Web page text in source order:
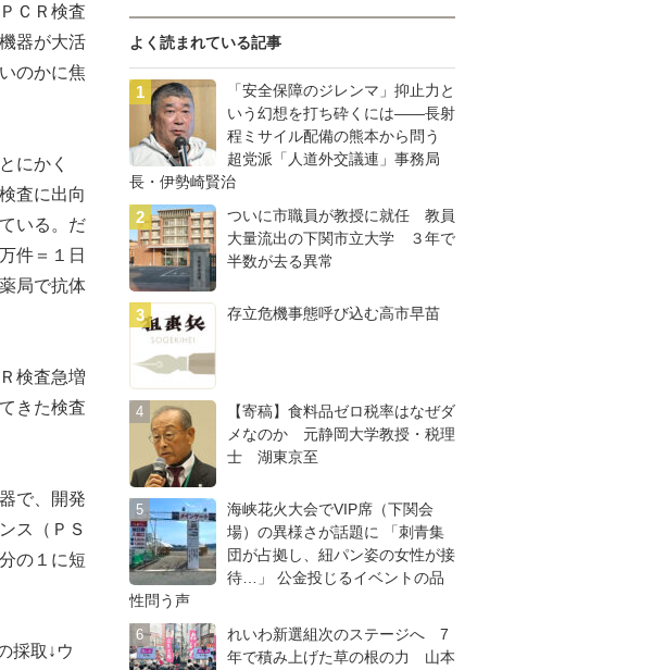
ＣＲ検査
器が大活
のかに焦
にかく
査に出向
いる。だ
件＝１日
局で抗体
検査急増
きた検査
で、開発
ス（ＰＳ
の１に短
採取↓ウ
よく読まれている記事
「安全保障のジレンマ」抑止力と
いう幻想を打ち砕くには――長射
程ミサイル配備の熊本から問う
超党派「人道外交議連」事務局
長・伊勢崎賢治
ついに市職員が教授に就任 教員
大量流出の下関市立大学 ３年で
半数が去る異常
存立危機事態呼び込む高市早苗
【寄稿】食料品ゼロ税率はなぜダ
メなのか 元静岡大学教授・税理
士 湖東京至
海峡花火大会でVIP席（下関会
場）の異様さが話題に 「刺青集
団が占拠し、紐パン姿の女性が接
待…」 公金投じるイベントの品
性問う声
れいわ新選組次のステージへ 7
年で積み上げた草の根の力 山本